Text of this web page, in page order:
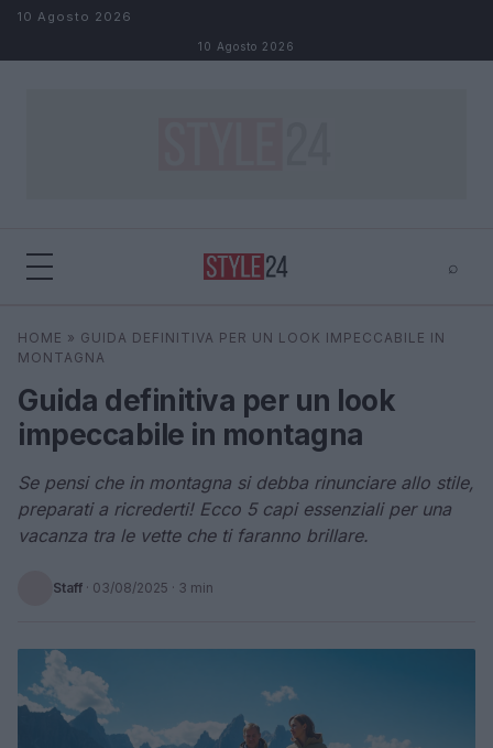
Salta al contenuto
10 Agosto 2026
10 Agosto 2026
⌕
Cerca ⌕
HOME » GUIDA DEFINITIVA PER UN LOOK IMPECCABILE IN
MONTAGNA
Guida definitiva per un look
impeccabile in montagna
Se pensi che in montagna si debba rinunciare allo stile,
preparati a ricrederti! Ecco 5 capi essenziali per una
vacanza tra le vette che ti faranno brillare.
Staff · 03/08/2025 · 3 min